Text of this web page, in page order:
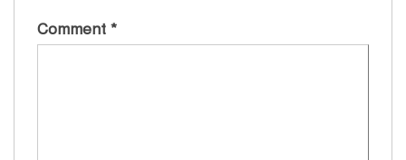
Comment *